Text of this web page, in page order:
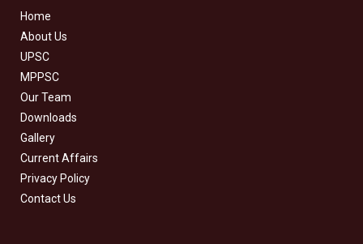
Home
About Us
UPSC
MPPSC
Our Team
Downloads
Gallery
Current Affairs
Privacy Policy
Contact Us